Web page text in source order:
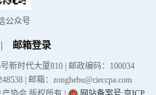
公众号
邮箱登录
新时代大厦810 | 邮政编码：100034
| 邮箱：zonghebu@cieccpa.com